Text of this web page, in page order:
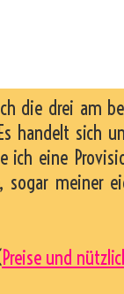
die drei am
handelt sich
ich eine
meiner
Preise und